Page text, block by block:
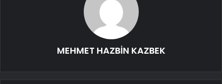
MEHMET HAZBİN KAZBEK